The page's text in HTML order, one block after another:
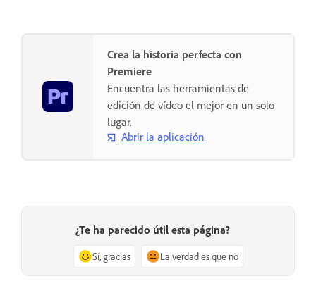
Crea la historia perfecta con
Premiere
Encuentra las herramientas de
edición de vídeo el mejor en un solo
lugar.
Abrir la aplicación
¿Te ha parecido útil esta página?
Sí, gracias La verdad es que no